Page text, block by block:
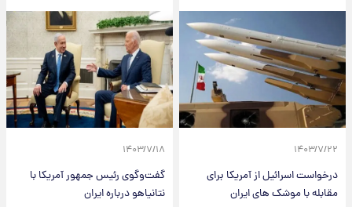
۱۴۰۳/۷/۲۲
درخواست اسرائیل از آمریکا برای
مقابله با موشک های ایران
۱۴۰۳/۷/۱۸
گفت‌وگوی رئیس جمهور آمریکا با
نتانیاهو درباره ایران